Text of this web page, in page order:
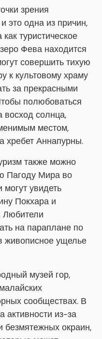
зрения
это одна из причин,
туристическое
Фева находится
совершить тихую
к культовому храму
за прекрасными
полюбоваться
солнца,
местом,
хребет Аннапурны.
также можно
Пагоду Мира во
могут увидеть
Покхара и
Любители
на параплане по
живописное ущелье
музей гор,
сообществах. В
активности из-за
безмятежных окраин,